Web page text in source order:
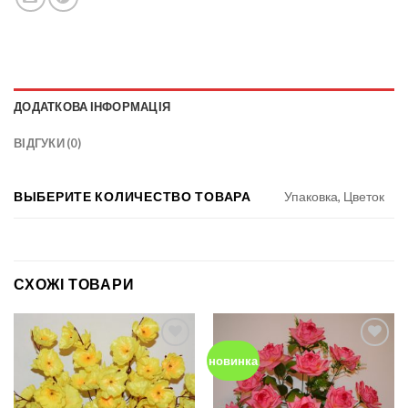
ДОДАТКОВА ІНФОРМАЦІЯ
ВІДГУКИ (0)
ВЫБЕРИТЕ КОЛИЧЕСТВО ТОВАРА Упаковка, Цветок
СХОЖІ ТОВАРИ
Add to
Wishlist
новинка
Add to
Wishlist